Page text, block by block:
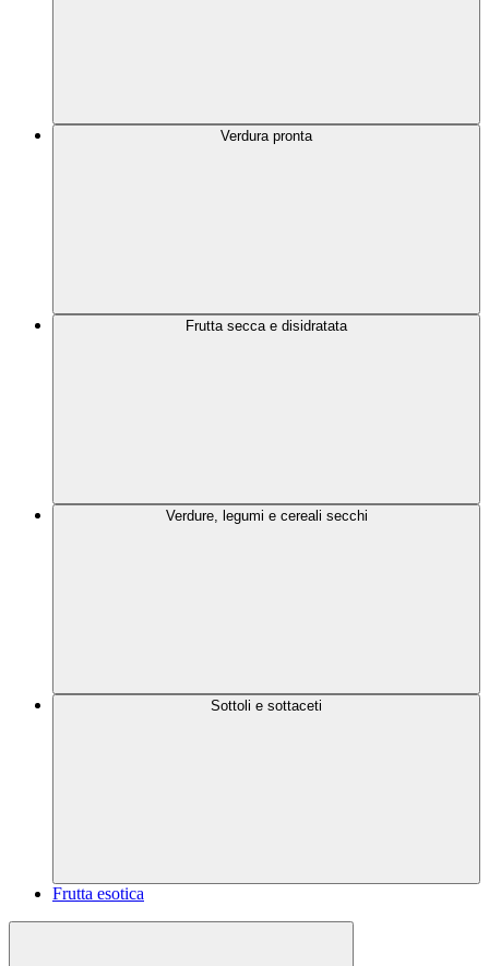
Verdura pronta
Frutta secca e disidratata
Verdure, legumi e cereali secchi
Sottoli e sottaceti
Frutta esotica